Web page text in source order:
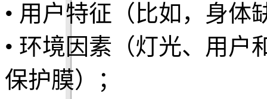
• 用户特征（比如，身体
• 环境因素（灯光、用户
保护膜）；